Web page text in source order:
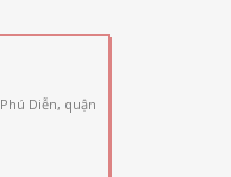
Diễn, quận